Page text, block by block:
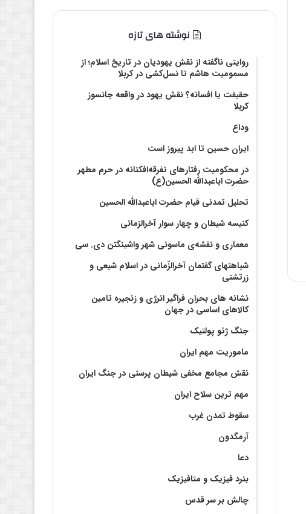
نوشته های تازه
روایتی ناگفته از نقش یهودیان در تاریخ اسلام؛ از
مسمومیت هاشم تا نسل‌کشی در کربلا
حقیقت یا افسانه؟‌ نقش یهود در واقعه جانسوز
کربلا
وداع
ایران حسین تا ابد پیروز است
در محکومیت رفتارهای تفرقه‌افکنانه در حرم مطهر
حضرت اباعبدالله الحسین(ع)
تحلیل تمدنی قیام حضرت اباعبدالله الحسین
کنیسه شیطان و چهار سوار آخرالزمانی
معماری و نقشه‌ی ماسونی شهر واشينگتن دی. سی
شباهتهای گفتمان آخر‌الزّمانی در اسلام شیعی و
زرتشتی
نشانه های بحران فراگیر انرژی و زنجیره تامین
کالاهای اساسی در جهان
جنگ ژئو پولتیک
ماموریت مهم ایران
نقش مجامع مخفی شیطان پرستی در جنگ ایران
مهم ترین سلاح ایران
سقوط تمدن غرب
آرمگدون
دعا
بنرد فیزیک و متافیزیک
چالش بر سر قدس